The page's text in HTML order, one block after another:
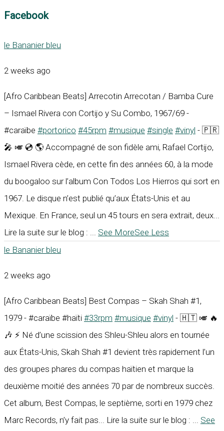
Facebook
le Bananier bleu
2 weeks ago
[Afro Caribbean Beats] Arrecotin Arrecotan / Bamba Cure
– Ismael Rivera con Cortijo y Su Combo, 1967/69 -
#caraïbe #portorico #45rpm #musique #single #vinyl - 🇵🇷
🎤 🎺 💿 🌎 Accompagné de son fidèle ami, Rafael Cortijo,
Ismael Rivera cède, en cette fin des années 60, à la mode
du boogaloo sur l’album Con Todos Los Hierros qui sort en
1967. Le disque n’est publié qu’aux États-Unis et au
Mexique. En France, seul un 45 tours en sera extrait, deux...
Lire la suite sur le blog :
See MoreSee Less
le Bananier bleu
2 weeks ago
[Afro Caribbean Beats] Best Compas – Skah Shah #1,
1979 - #caraïbe #haïti #33rpm #musique #vinyl - 🇭🇹 🎺 🔥
🎶 ⚡ Né d’une scission des Shleu-Shleu alors en tournée
aux États-Unis, Skah Shah #1 devient très rapidement l’un
des groupes phares du compas haïtien et marque la
deuxième moitié des années 70 par de nombreux succès.
Cet album, Best Compas, le septième, sorti en 1979 chez
Marc Records, n’y fait pas... Lire la suite sur le blog :
See